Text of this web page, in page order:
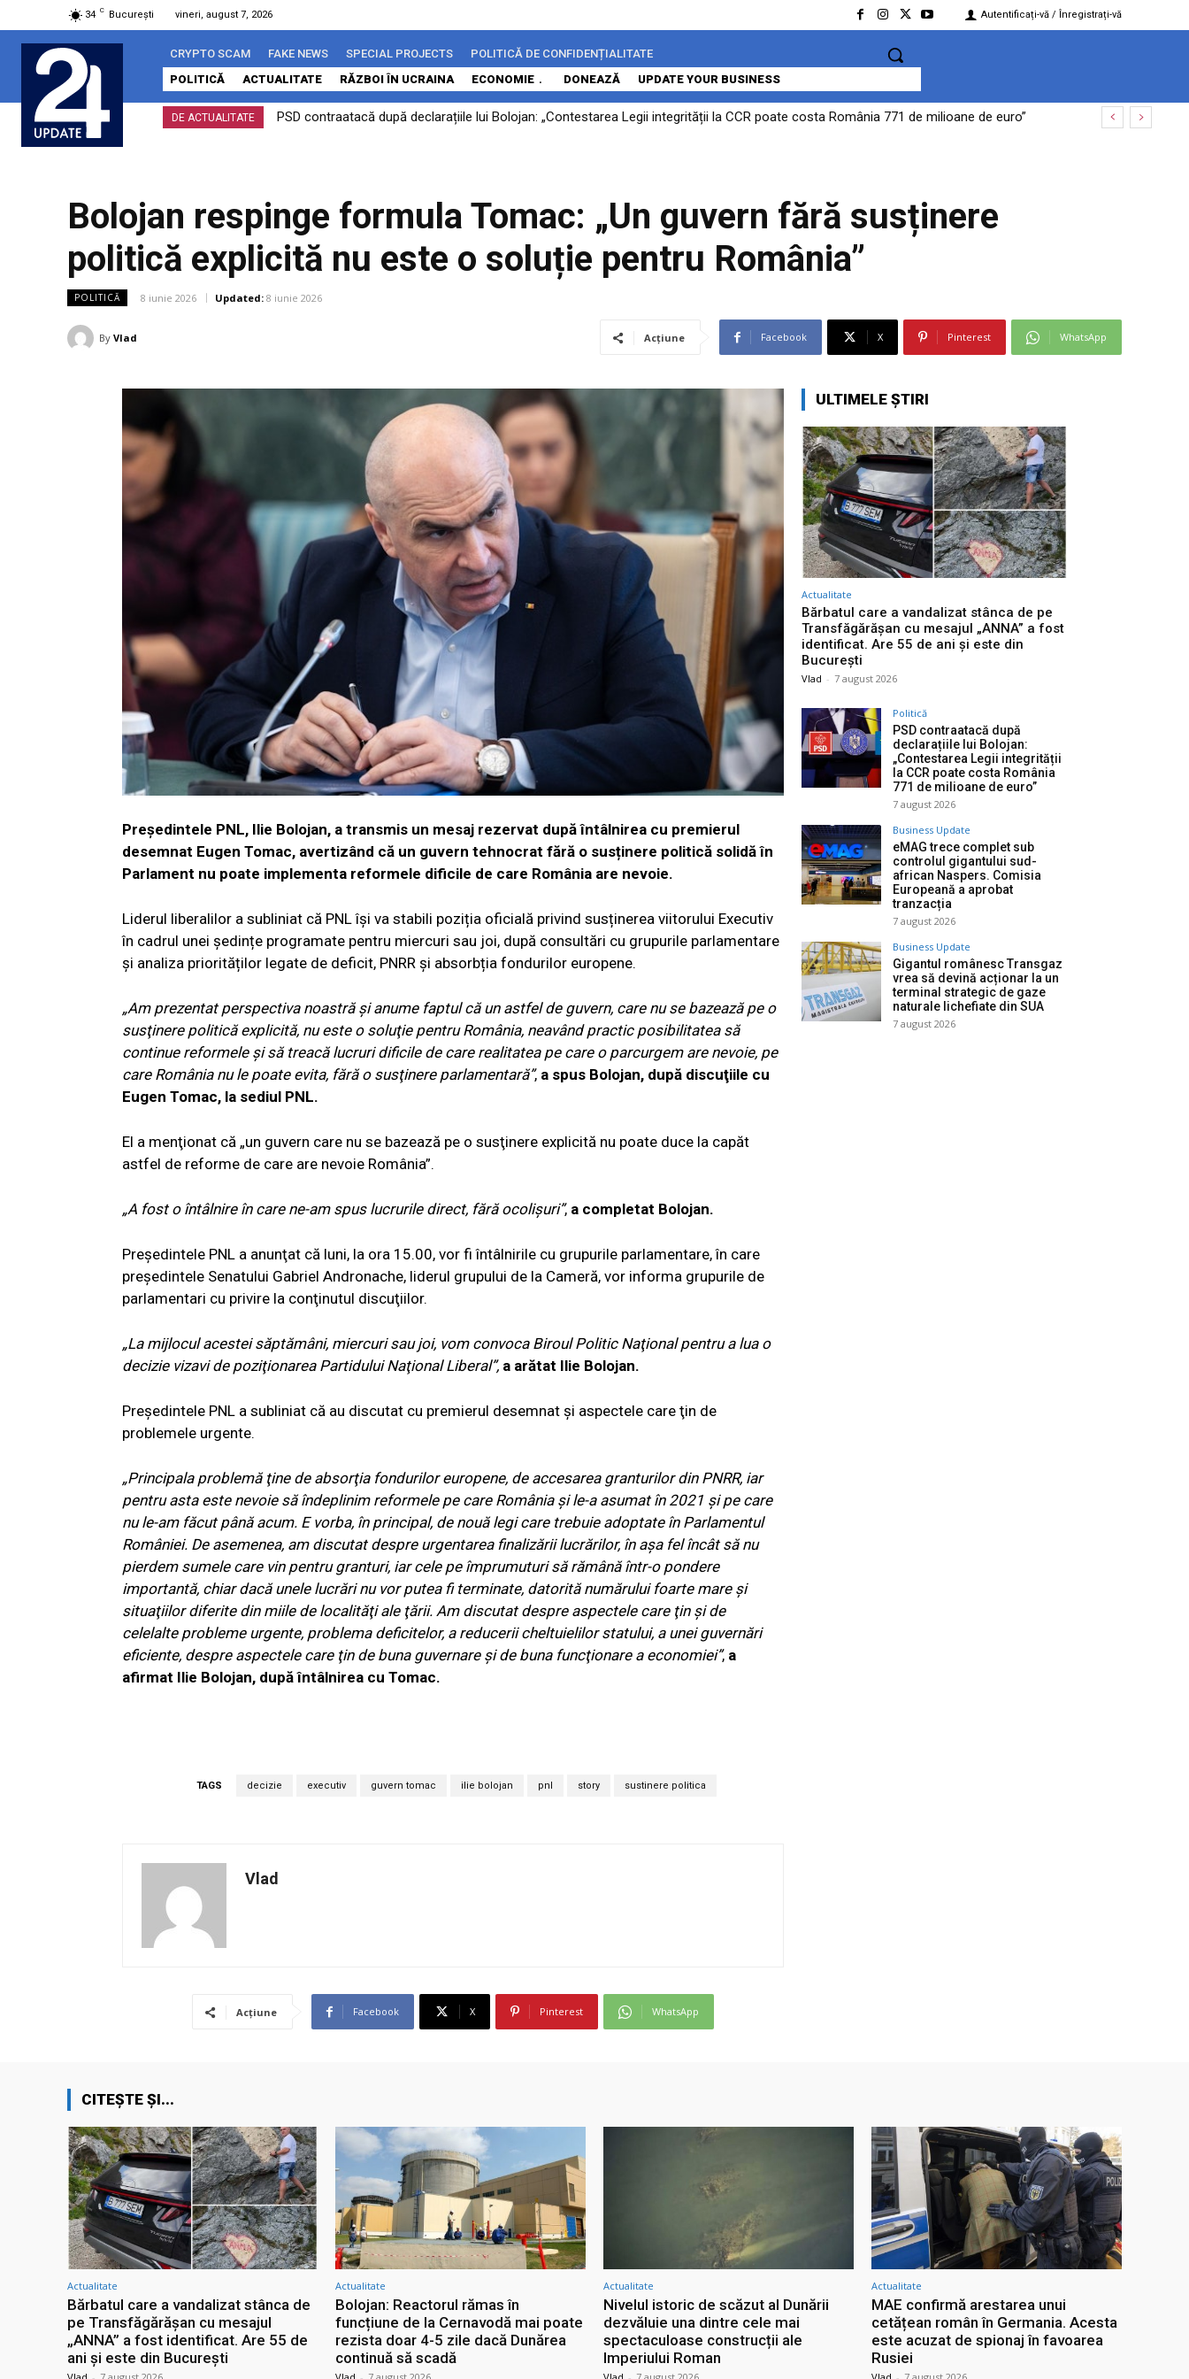
34 C București vineri, august 7, 2026 Autentificați-vă / Înregistrați-vă
CRYPTO SCAM FAKE NEWS SPECIAL PROJECTS
POLITICĂ DE CONFIDENȚIALITATE
POLITICĂ
ACTUALITATE RĂZBOI ÎN UCRAINA ECONOMIE DONEAZĂ UPDATE YOUR BUSINESS
DE ACTUALITATE PSD contraatacă după declarațiile lui Bolojan: „Contestarea Legii integrității la CCR poate costa România 771 de milioane de euro”
eMAG trece complet sub controlul gigantului sud-african Naspers. Comisia Europeană a aprobat tranzacția
Bolojan respinge formula Tomac: „Un guvern fără susținere
politică explicită nu este o soluție pentru România”
POLITICĂ 8 iunie 2026 Updated: 8 iunie 2026
By Vlad Acțiune Facebook X Pinterest WhatsApp
Președintele PNL, Ilie Bolojan, a transmis un mesaj rezervat după întâlnirea cu premierul
desemnat Eugen Tomac, avertizând că un guvern tehnocrat fără o susținere politică solidă în
Parlament nu poate implementa reformele dificile de care România are nevoie.
Liderul liberalilor a subliniat că PNL își va stabili poziția oficială privind susținerea viitorului Executiv
în cadrul unei ședințe programate pentru miercuri sau joi, după consultări cu grupurile parlamentare
și analiza priorităților legate de deficit, PNRR și absorbția fondurilor europene.
„Am prezentat perspectiva noastră şi anume faptul că un astfel de guvern, care nu se bazează pe o
susţinere politică explicită, nu este o soluţie pentru România, neavând practic posibilitatea să
continue reformele şi să treacă lucruri dificile de care realitatea pe care o parcurgem are nevoie, pe
care România nu le poate evita, fără o susţinere parlamentară”, a spus Bolojan, după discuţiile cu
Eugen Tomac, la sediul PNL.
El a menţionat că „un guvern care nu se bazează pe o susţinere explicită nu poate duce la capăt
astfel de reforme de care are nevoie România”.
„A fost o întâlnire în care ne-am spus lucrurile direct, fără ocolişuri”, a completat Bolojan.
Preşedintele PNL a anunţat că luni, la ora 15.00, vor fi întâlnirile cu grupurile parlamentare, în care
preşedintele Senatului Gabriel Andronache, liderul grupului de la Cameră, vor informa grupurile de
parlamentari cu privire la conţinutul discuţiilor.
„La mijlocul acestei săptămâni, miercuri sau joi, vom convoca Biroul Politic Naţional pentru a lua o
decizie vizavi de poziţionarea Partidului Naţional Liberal”, a arătat Ilie Bolojan.
Preşedintele PNL a subliniat că au discutat cu premierul desemnat şi aspectele care ţin de
problemele urgente.
„Principala problemă ţine de absorţia fondurilor europene, de accesarea granturilor din PNRR, iar
pentru asta este nevoie să îndeplinim reformele pe care România şi le-a asumat în 2021 şi pe care
nu le-am făcut până acum. E vorba, în principal, de nouă legi care trebuie adoptate în Parlamentul
României. De asemenea, am discutat despre urgentarea finalizării lucrărilor, în aşa fel încât să nu
pierdem sumele care vin pentru granturi, iar cele pe împrumuturi să rămână într-o pondere
importantă, chiar dacă unele lucrări nu vor putea fi terminate, datorită numărului foarte mare şi
situaţiilor diferite din miile de localităţi ale ţării. Am discutat despre aspectele care ţin şi de
celelalte probleme urgente, problema deficitelor, a reducerii cheltuielilor statului, a unei guvernări
eficiente, despre aspectele care ţin de buna guvernare şi de buna funcţionare a economiei”, a
afirmat Ilie Bolojan, după întâlnirea cu Tomac.
TAGS decizie executiv guvern tomac ilie bolojan pnl story sustinere politica
Vlad
Acțiune Facebook X Pinterest WhatsApp
ULTIMELE ȘTIRI
Actualitate
Bărbatul care a vandalizat stânca de pe
Transfăgărășan cu mesajul „ANNA” a fost
identificat. Are 55 de ani și este din
București
Vlad - 7 august 2026
Politică
PSD contraatacă după
declarațiile lui Bolojan:
„Contestarea Legii integrității
la CCR poate costa România
771 de milioane de euro”
7 august 2026
Business Update
eMAG trece complet sub
controlul gigantului sud-
african Naspers. Comisia
Europeană a aprobat
tranzacția
7 august 2026
Business Update
Gigantul românesc Transgaz
vrea să devină acționar la un
terminal strategic de gaze
naturale lichefiate din SUA
7 august 2026
CITEȘTE ȘI...
Actualitate
Bărbatul care a vandalizat stânca de
pe Transfăgărășan cu mesajul
„ANNA” a fost identificat. Are 55 de
ani și este din București
Actualitate
Bolojan: Reactorul rămas în
funcțiune de la Cernavodă mai poate
rezista doar 4-5 zile dacă Dunărea
continuă să scadă
Actualitate
Nivelul istoric de scăzut al Dunării
dezvăluie una dintre cele mai
spectaculoase construcții ale
Imperiului Roman
Actualitate
MAE confirmă arestarea unui
cetățean român în Germania. Acesta
este acuzat de spionaj în favoarea
Rusiei